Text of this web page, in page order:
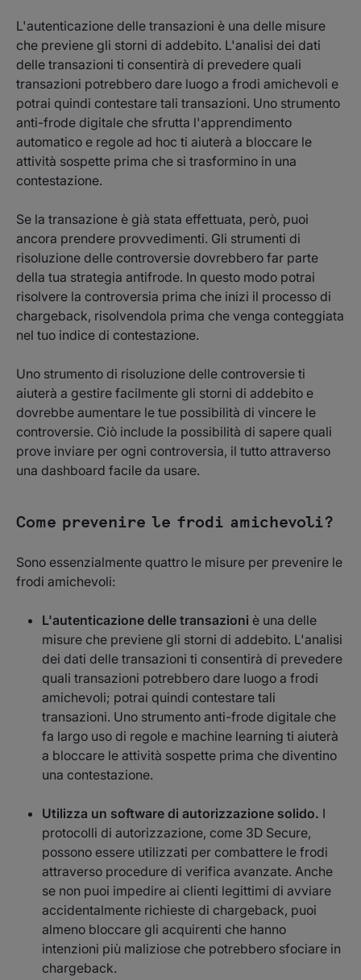
L'autenticazione delle transazioni è una delle misure
che previene gli storni di addebito. L'analisi dei dati
delle transazioni ti consentirà di prevedere quali
transazioni potrebbero dare luogo a frodi amichevoli e
potrai quindi contestare tali transazioni. Uno strumento
anti-frode digitale che sfrutta l'apprendimento
automatico e regole ad hoc ti aiuterà a bloccare le
attività sospette prima che si trasformino in una
contestazione.
Se la transazione è già stata effettuata, però, puoi
ancora prendere provvedimenti. Gli strumenti di
risoluzione delle controversie dovrebbero far parte
della tua strategia antifrode. In questo modo potrai
risolvere la controversia prima che inizi il processo di
chargeback, risolvendola prima che venga conteggiata
nel tuo indice di contestazione.
Uno strumento di risoluzione delle controversie ti
aiuterà a gestire facilmente gli storni di addebito e
dovrebbe aumentare le tue possibilità di vincere le
controversie. Ciò include la possibilità di sapere quali
prove inviare per ogni controversia, il tutto attraverso
una dashboard facile da usare.
Come prevenire le frodi amichevoli?
Sono essenzialmente quattro le misure per prevenire le
frodi amichevoli:
L'autenticazione delle transazioni è una delle
misure che previene gli storni di addebito. L'analisi
dei dati delle transazioni ti consentirà di prevedere
quali transazioni potrebbero dare luogo a frodi
amichevoli; potrai quindi contestare tali
transazioni. Uno strumento anti-frode digitale che
fa largo uso di regole e machine learning ti aiuterà
a bloccare le attività sospette prima che diventino
una contestazione.
Utilizza un software di autorizzazione solido. I
protocolli di autorizzazione, come 3D Secure,
possono essere utilizzati per combattere le frodi
attraverso procedure di verifica avanzate. Anche
se non puoi impedire ai clienti legittimi di avviare
accidentalmente richieste di chargeback, puoi
almeno bloccare gli acquirenti che hanno
intenzioni più maliziose che potrebbero sfociare in
chargeback.